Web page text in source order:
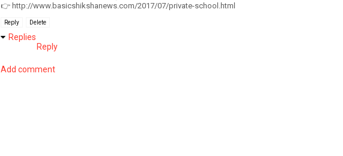
👉 http://www.basicshikshanews.com/2017/07/private-school.html
Reply Delete
Replies
Reply
Add comment